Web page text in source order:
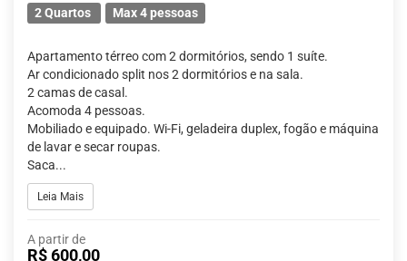
2 Quartos Max 4 pessoas
Apartamento térreo com 2 dormitórios, sendo 1 suíte.
Ar condicionado split nos 2 dormitórios e na sala.
2 camas de casal.
Acomoda 4 pessoas.
Mobiliado e equipado. Wi-Fi, geladeira duplex, fogão e máquina
de lavar e secar roupas.
Saca...
Leia Mais
A partir de
R$ 600,00